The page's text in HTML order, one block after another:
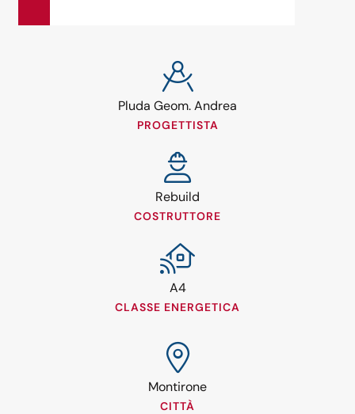
Pluda Geom. Andrea
PROGETTISTA
Rebuild
COSTRUTTORE
A4
CLASSE ENERGETICA
Montirone
CITTÀ